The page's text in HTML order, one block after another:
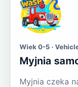
Wiek 0-5 ·
Myjnia
Myjnia czeka